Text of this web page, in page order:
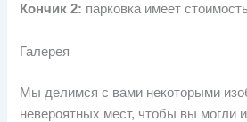
Кончик 2: парковка имеет
Галерея
Мы делимся с вами некоторыми
невероятных мест, чтобы вы могли